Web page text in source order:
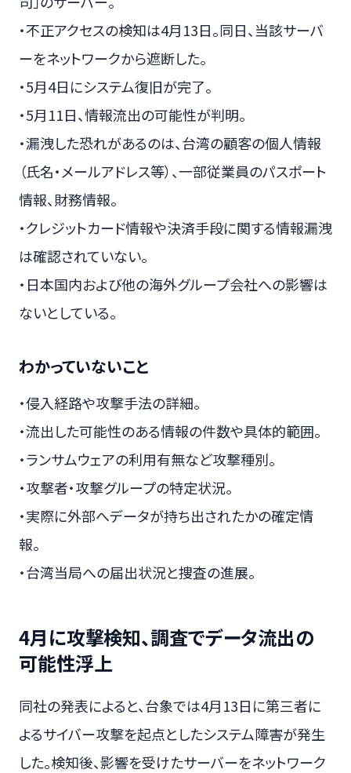
・不正アクセスの検知は4月13日。同日、当該サーバ
ーをネットワークから遮断した。
・5月4日にシステム復旧が完了。
・5月11日、情報流出の可能性が判明。
・漏洩した恐れがあるのは、台湾の顧客の個人情報
（氏名・メールアドレス等）、一部従業員のパスポート
情報、財務情報。
・クレジットカード情報や決済手段に関する情報漏洩
は確認されていない。
・日本国内および他の海外グループ会社への影響は
ないとしている。
わかっていないこと
・侵入経路や攻撃手法の詳細。
・流出した可能性のある情報の件数や具体的範囲。
・ランサムウェアの利用有無など攻撃種別。
・攻撃者・攻撃グループの特定状況。
・実際に外部へデータが持ち出されたかの確定情
報。
・台湾当局への届出状況と捜査の進展。
4月に攻撃検知、調査でデータ流出の
可能性浮上
同社の発表によると、台象では4月13日に第三者に
よるサイバー攻撃を起点としたシステム障害が発生
した。検知後、影響を受けたサーバーをネットワーク